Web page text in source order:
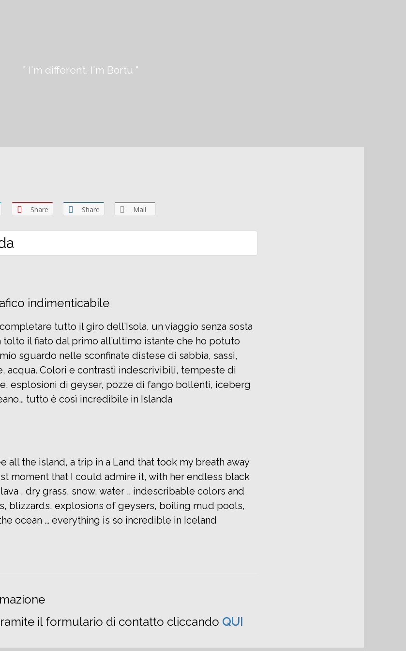
" I'm different, I'm Bortu "
Share Share Mail
indimenticabile
tutto il giro dell’Isola, un viaggio senza sosta
tolto il fiato dal primo all’ultimo istante che ho potuto
sguardo nelle sconfinate distese di sabbia, sassi,
acqua. Colori e contrasti indescrivibili, tempeste di
esplosioni di geyser, pozze di fango bollenti, iceberg
tutto è così incredibile in Islanda
all the island, a trip in a Land that took my breath away
moment that I could admire it, with her endless black
, dry grass, snow, water .. indescribable colors and
blizzards, explosions of geysers, boiling mud pools,
ocean … everything is so incredible in Iceland
il formulario di contatto cliccando QUI